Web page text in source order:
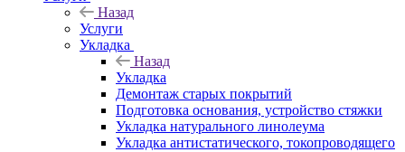
Назад
Услуги
Укладка
Назад
Укладка
Демонтаж старых покрытий
Подготовка основания, устройство стяжки
Укладка натурального линолеума
Укладка антистатического, токопроводящего